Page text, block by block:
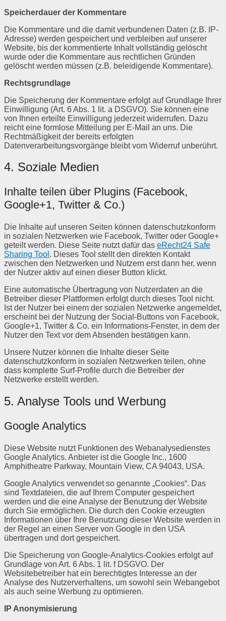
Speicherdauer der Kommentare
Die Kommentare und die damit verbundenen Daten (z.B. IP-
Adresse) werden gespeichert und verbleiben auf unserer
Website, bis der kommentierte Inhalt vollständig gelöscht
wurde oder die Kommentare aus rechtlichen Gründen
gelöscht werden müssen (z.B. beleidigende Kommentare).
Rechtsgrundlage
Die Speicherung der Kommentare erfolgt auf Grundlage Ihrer
Einwilligung (Art. 6 Abs. 1 lit. a DSGVO). Sie können eine
von Ihnen erteilte Einwilligung jederzeit widerrufen. Dazu
reicht eine formlose Mitteilung per E-Mail an uns. Die
Rechtmäßigkeit der bereits erfolgten
Datenverarbeitungsvorgänge bleibt vom Widerruf unberührt.
4. Soziale Medien
Inhalte teilen über Plugins (Facebook,
Google+1, Twitter & Co.)
Die Inhalte auf unseren Seiten können datenschutzkonform
in sozialen Netzwerken wie Facebook, Twitter oder Google+
geteilt werden. Diese Seite nutzt dafür das eRecht24 Safe
Sharing Tool . Dieses Tool stellt den direkten Kontakt
zwischen den Netzwerken und Nutzern erst dann her, wenn
der Nutzer aktiv auf einen dieser Button klickt.
Eine automatische Übertragung von Nutzerdaten an die
Betreiber dieser Plattformen erfolgt durch dieses Tool nicht.
Ist der Nutzer bei einem der sozialen Netzwerke angemeldet,
erscheint bei der Nutzung der Social-Buttons von Facebook,
Google+1, Twitter & Co. ein Informations-Fenster, in dem der
Nutzer den Text vor dem Absenden bestätigen kann.
Unsere Nutzer können die Inhalte dieser Seite
datenschutzkonform in sozialen Netzwerken teilen, ohne
dass komplette Surf-Profile durch die Betreiber der
Netzwerke erstellt werden.
5. Analyse Tools und Werbung
Google Analytics
Diese Website nutzt Funktionen des Webanalysedienstes
Google Analytics. Anbieter ist die Google Inc., 1600
Amphitheatre Parkway, Mountain View, CA 94043, USA.
Google Analytics verwendet so genannte „Cookies“. Das
sind Textdateien, die auf Ihrem Computer gespeichert
werden und die eine Analyse der Benutzung der Website
durch Sie ermöglichen. Die durch den Cookie erzeugten
Informationen über Ihre Benutzung dieser Website werden in
der Regel an einen Server von Google in den USA
übertragen und dort gespeichert.
Die Speicherung von Google-Analytics-Cookies erfolgt auf
Grundlage von Art. 6 Abs. 1 lit. f DSGVO. Der
Websitebetreiber hat ein berechtigtes Interesse an der
Analyse des Nutzerverhaltens, um sowohl sein Webangebot
als auch seine Werbung zu optimieren.
IP Anonymisierung